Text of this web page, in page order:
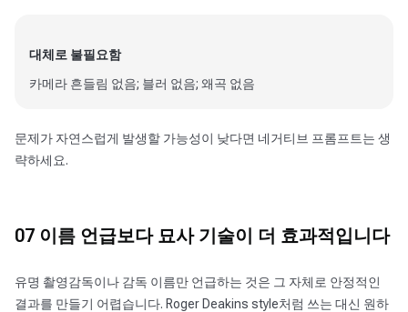
대체로 불필요함
카메라 흔들림 없음; 블러 없음; 왜곡 없음
문제가 자연스럽게 발생할 가능성이 낮다면 네거티브 프롬프트는 생
략하세요.
07 이름 언급보다 묘사 기술이 더 효과적입니다
유명 촬영감독이나 감독 이름만 언급하는 것은 그 자체로 안정적인
결과를 만들기 어렵습니다. Roger Deakins style처럼 쓰는 대신 원하